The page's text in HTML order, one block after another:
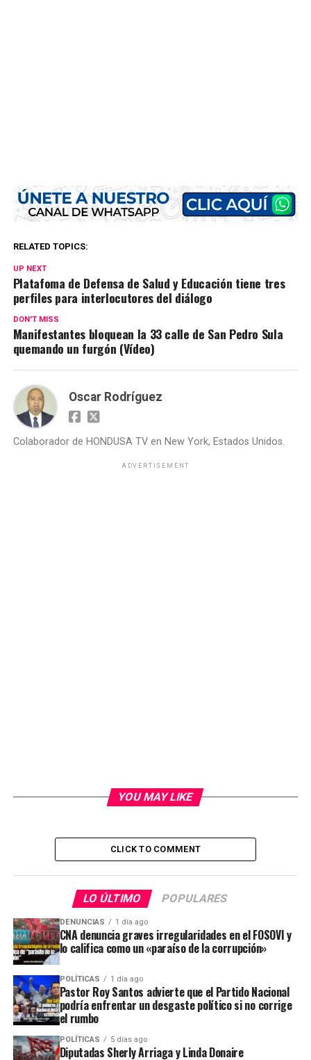
RELATED TOPICS:
UP NEXT
Platafoma de Defensa de Salud y Educación tiene tres
perfiles para interlocutores del diálogo
DON'T MISS
Manifestantes bloquean la 33 calle de San Pedro Sula
quemando un furgón (Vídeo)
Oscar Rodríguez
Colaborador de HONDUSA TV en New York, Estados Unidos.
ADVERTISEMENT
YOU MAY LIKE
CLICK TO COMMENT
LO ÚLTIMO POPULARES
DENUNCIAS 1 día ago
CNA denuncia graves irregularidades en el FOSOVI y
lo califica como un «paraíso de la corrupción»
POLÍTICAS 1 día ago
Pastor Roy Santos advierte que el Partido Nacional
podría enfrentar un desgaste político si no corrige
el rumbo
POLÍTICAS 5 días ago
Diputadas Sherly Arriaga y Linda Donaire